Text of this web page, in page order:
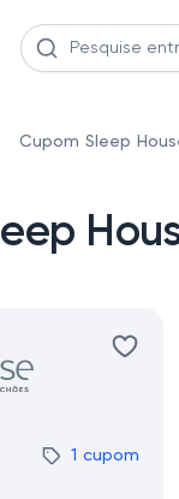
Cupom Sleep
1 cupom